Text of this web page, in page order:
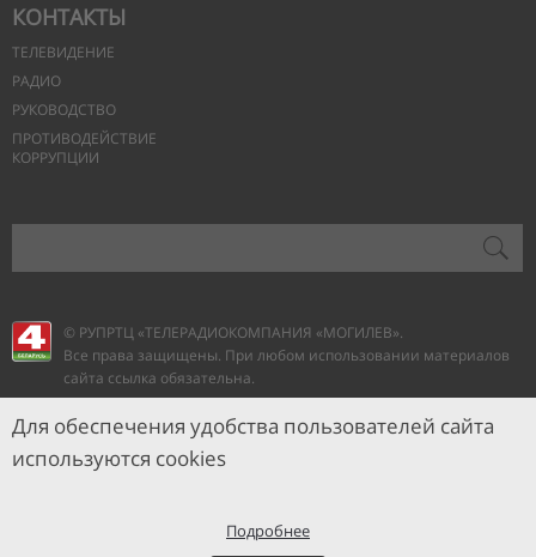
КОНТАКТЫ
ТЕЛЕВИДЕНИЕ
РАДИО
РУКОВОДСТВО
ПРОТИВОДЕЙСТВИЕ
КОРРУПЦИИ
© РУПРТЦ «ТЕЛЕРАДИОКОМПАНИЯ «МОГИЛЕВ».
Все права защищены. При любом использовании материалов
сайта ссылка обязательна.
Для обеспечения удобства пользователей сайта
используются cookies
Подробнее